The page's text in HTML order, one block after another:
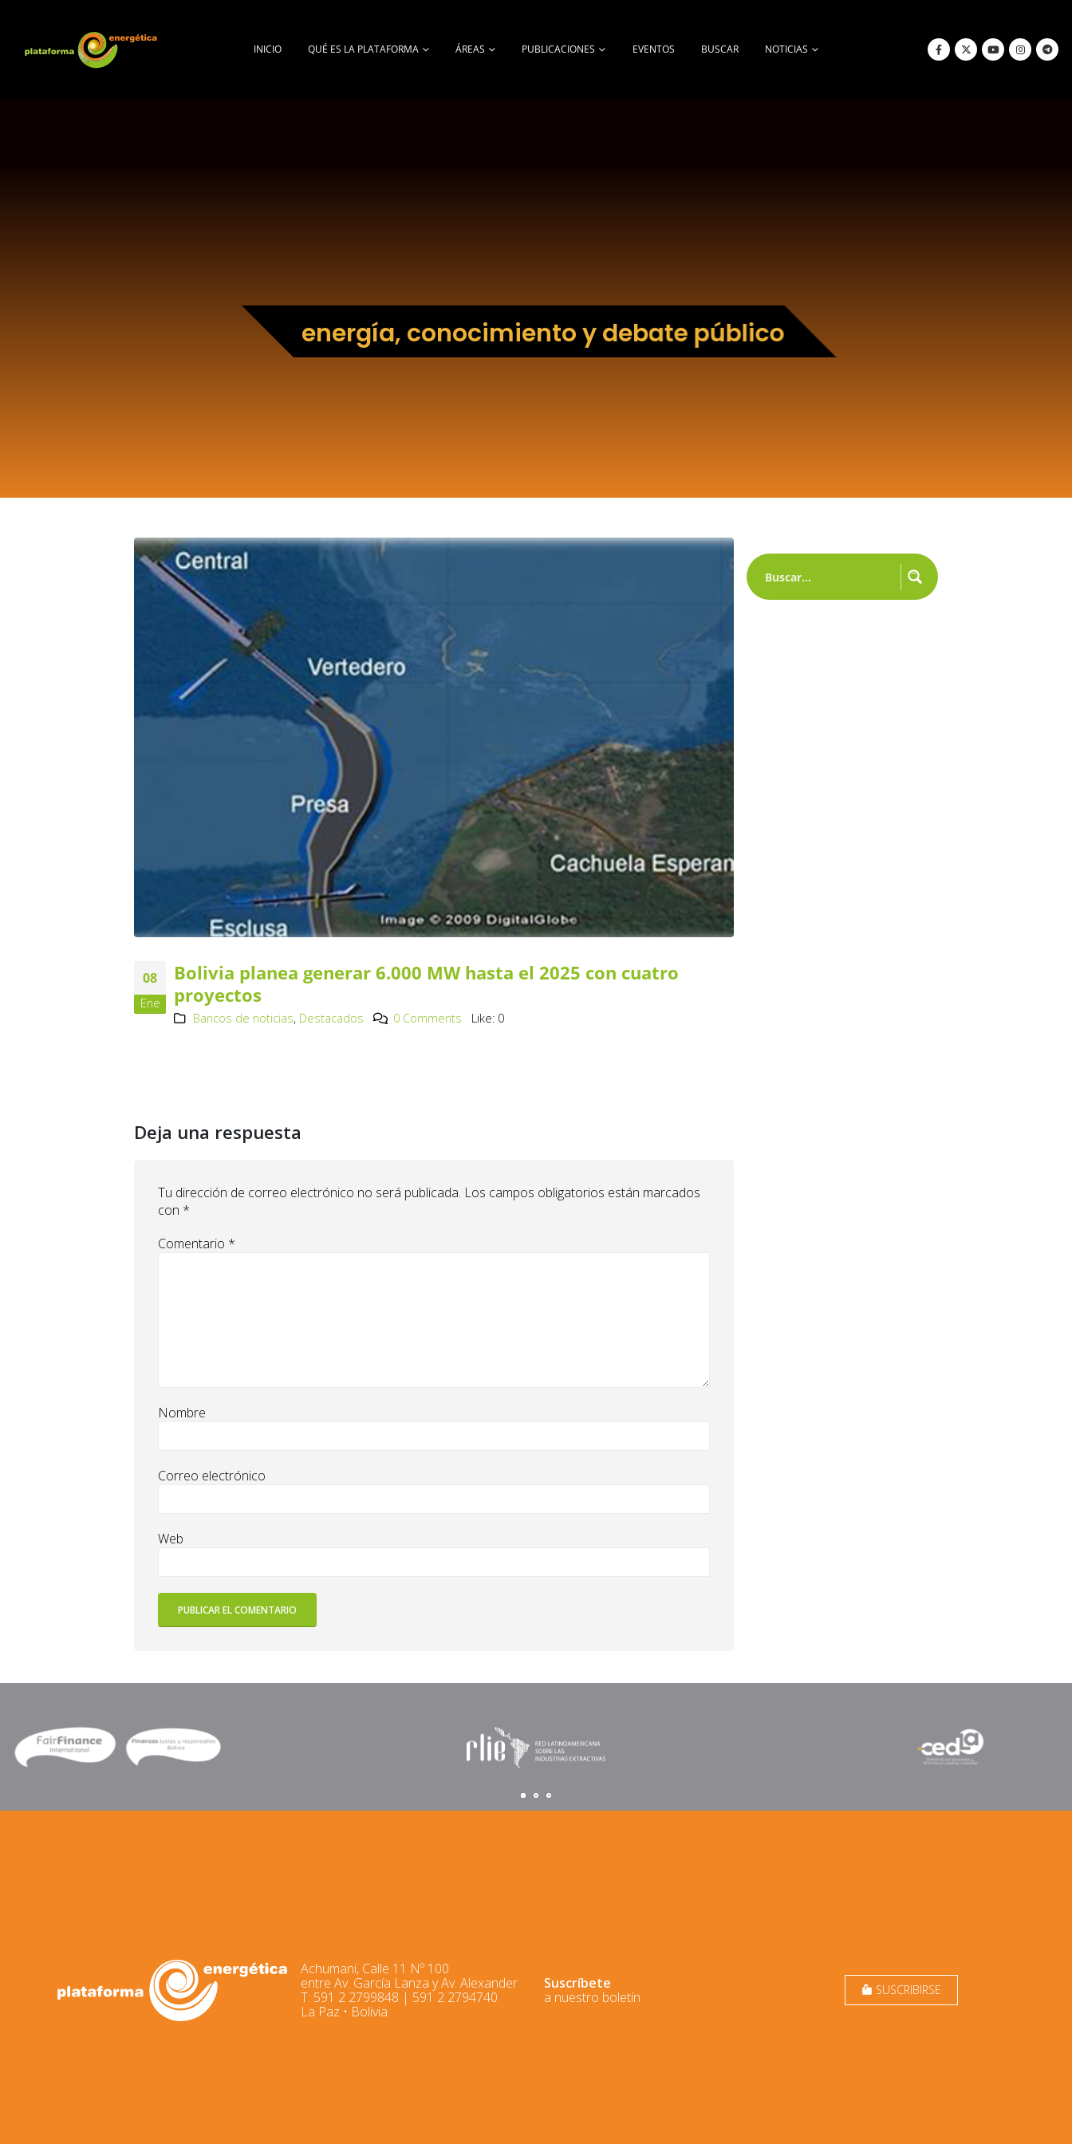
INICIO QUÉ ES LA PLATAFORMA ÁREAS PUBLICACIONES EVENTOS BUSCAR NOTICIAS
energía, conocimiento y debate público
08
Ene
Bolivia planea generar 6.000 MW hasta el 2025 con cuatro
proyectos
Bancos de noticias, Destacados 0 Comments Like: 0
Deja una respuesta
Tu dirección de correo electrónico no será publicada. Los campos obligatorios están marcados
con *
Comentario *
Nombre
Correo electrónico
Web
Achumani, Calle 11 Nº 100
entre Av. García Lanza y Av. Alexander
T: 591 2 2799848 | 591 2 2794740
La Paz • Bolivia
Suscríbete
a nuestro boletín
markunread_mailbox SUSCRIBIRSE